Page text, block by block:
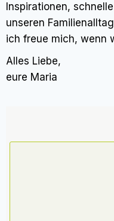
Inspirationen,
unseren
ich freue mich, wenn
Alles Liebe,
eure Maria